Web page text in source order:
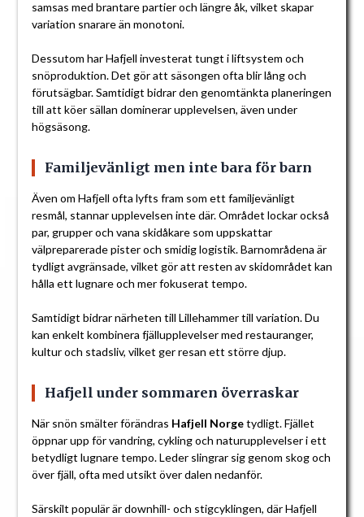
samsas med brantare partier och längre åk, vilket skapar
variation snarare än monotoni.
Dessutom har Hafjell investerat tungt i liftsystem och
snöproduktion. Det gör att säsongen ofta blir lång och
förutsägbar. Samtidigt bidrar den genomtänkta planeringen
till att köer sällan dominerar upplevelsen, även under
högsäsong.
Familjevänligt men inte bara för barn
Även om Hafjell ofta lyfts fram som ett familjevänligt
resmål, stannar upplevelsen inte där. Området lockar också
par, grupper och vana skidåkare som uppskattar
välpreparerade pister och smidig logistik. Barnområdena är
tydligt avgränsade, vilket gör att resten av skidområdet kan
hålla ett lugnare och mer fokuserat tempo.
Samtidigt bidrar närheten till Lillehammer till variation. Du
kan enkelt kombinera fjällupplevelser med restauranger,
kultur och stadsliv, vilket ger resan ett större djup.
Hafjell under sommaren överraskar
När snön smälter förändras Hafjell Norgetydligt. Fjället
öppnar upp för vandring, cykling och naturupplevelser i ett
betydligt lugnare tempo. Leder slingrar sig genom skog och
över fjäll, ofta med utsikt över dalen nedanför.
Särskilt populär är downhill- och stigcyklingen, där Hafjell